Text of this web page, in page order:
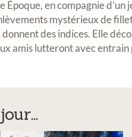
Époque, en compagnie
mystérieux de
des indices. Elle
amis lutteront avec